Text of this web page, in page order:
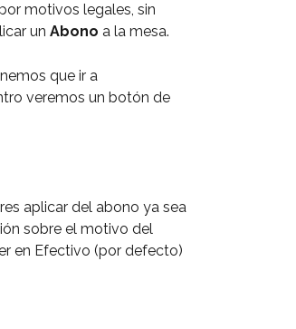
motivos legales, sin
un Abono a la mesa.
que ir a
veremos un botón de
aplicar del abono ya sea
sobre el motivo del
en Efectivo (por defecto)